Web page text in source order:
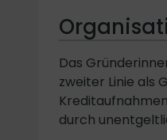
Das
zweiter Linie als
durch